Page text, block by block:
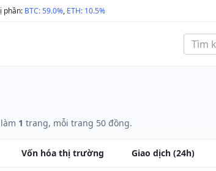
phần: BTC: 59.0%, ETH: 10.5%
1 trang, mỗi trang 50 đồng.
Vốn hóa thị trường Giao dịch (24h)